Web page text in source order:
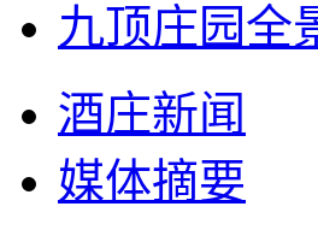
九顶庄园全
酒庄新闻
媒体摘要